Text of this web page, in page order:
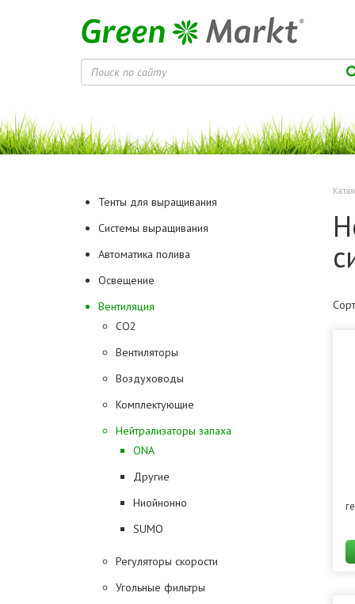
Тенты для выращивания
Системы выращивания
Автоматика полива
Освещение
Вентиляция
CO2
Вентиляторы
Воздуховоды
Комплектующие
Нейтрализаторы запаха
ONA
Другие
Ниойнонно
SUMO
Регуляторы скорости
Угольные фильтры